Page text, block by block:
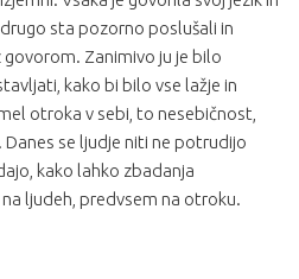
sta pozorno poslušali in
Zanimivo ju je bilo
kako bi bilo vse lažje in
otroka v sebi, to nesebičnost,
se ljudje niti ne potrudijo
kako lahko zbadanja
ljudeh, predvsem na otroku.